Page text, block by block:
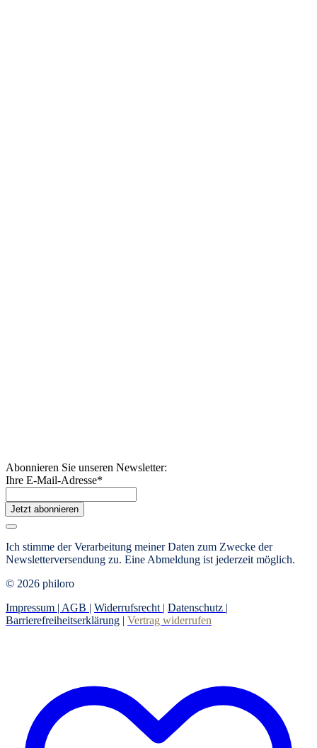
Abonnieren Sie unseren Newsletter:
Ihre E-Mail-Adresse*
Jetzt abonnieren
Ich stimme der Verarbeitung meiner Daten zum Zwecke der
Newsletterversendung zu. Eine Abmeldung ist jederzeit möglich.
© 2026 philoro
Impressum | AGB | Widerrufsrecht | Datenschutz |
Barrierefreiheitserklärung | Vertrag widerrufen